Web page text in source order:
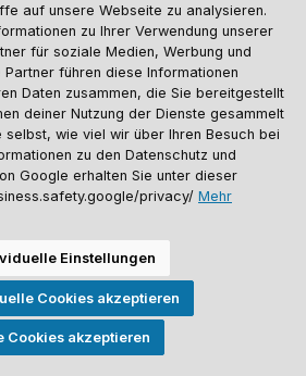
Warenrücksendung Sporthund Katalog
zzgl.Versandkosten
vor dem Login werden in Euro (DE) angezeigt.
Abbildungen ähnlich. Änderungen
vorbehalten.
vorbehalten. Theme by
auf unsere Webseite zu analysieren.
zu Ihrer Verwendung unserer
für soziale Medien, Werbung und
führen diese Informationen
Daten zusammen, die Sie bereitgestellt
deiner Nutzung der Dienste gesammelt
selbst, wie viel wir über Ihren Besuch bei
zu den Datenschutz und
Google erhalten Sie unter dieser
privacy/ Mehr
Einstellungen
Cookies akzeptieren
Cookies akzeptieren